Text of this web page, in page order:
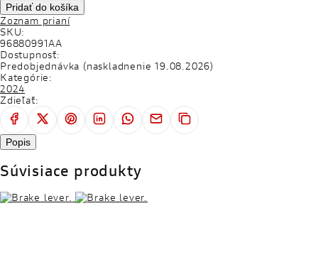
SERVICE
APLIKÁCIE
WORLD DUCATI WEEK
SPOLOČENSKÁ ZODPOVEDNOSŤ FIRIEM
EVENTY
Pridať do košíka
Zoznam prianí
SKU:
96880991AA
Dostupnosť:
Predobjednávka (naskladnenie 19.08.2026)
Kategórie:
2024
Zdieľať:
Popis
Súvisiace produkty